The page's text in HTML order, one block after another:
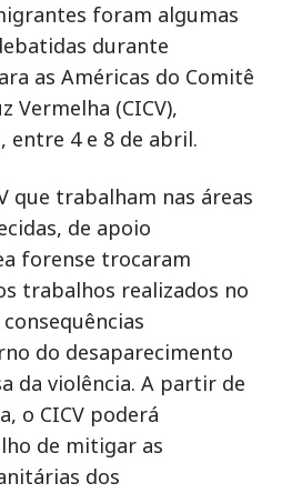
foram algumas
durante
as Américas do Comitê
Vermelha (CICV),
entre 4 e 8 de abril.
que trabalham nas áreas
de apoio
forense trocaram
trabalhos realizados no
do desaparecimento
da violência. A partir de
o CICV poderá
de mitigar as
dos